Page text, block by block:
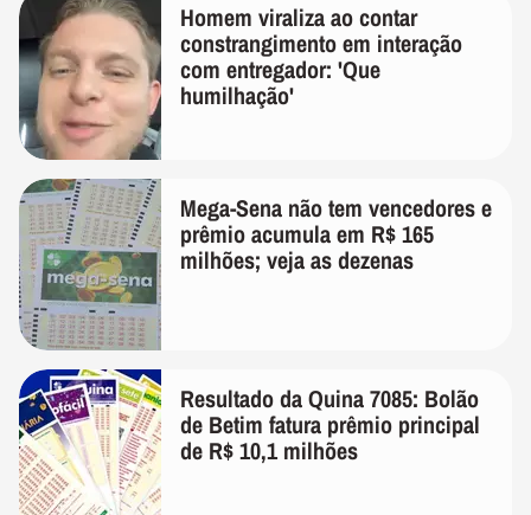
Homem viraliza ao contar
constrangimento em interação
com entregador: 'Que
humilhação'
Mega-Sena não tem vencedores e
prêmio acumula em R$ 165
milhões; veja as dezenas
Resultado da Quina 7085: Bolão
de Betim fatura prêmio principal
de R$ 10,1 milhões